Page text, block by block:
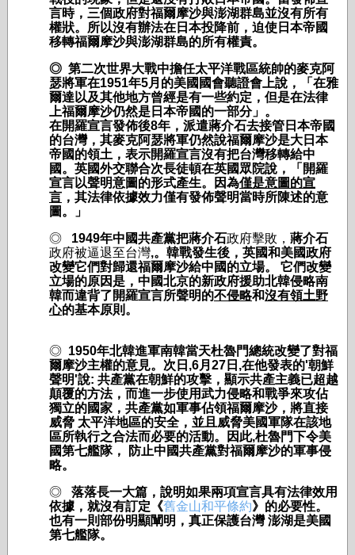
言時，三個政府對福爾摩沙與澎湖群島並沒有所有
權狀。所以沒有辦法在日本投降前，迫使日本帝國
移轉福爾摩沙與澎湖群島的所有權責。
◎ 第二次世界大戰中擔任太平洋戰區統帥的麥克阿
瑟將軍在1951年5月的美國國會聽證會上說，「在雅
爾達以及其他地方曾經是有一些約定，但是在法律
上福爾摩沙仍然是日本帝國的一部分」。
在開羅宣言發佈後8年，派遣蔣介石去接管 日本帝國
的台灣，其麥克阿瑟將軍仍然說福爾摩沙是大日本
帝國的領土，表示開羅宣言沒有把台灣移轉給中
國。英國外交聯合次長徒頓在英國眾院說，「開羅
宣言以聲明意圖的形式產生。因為僅是意圖的宣
言 ，其法律依據效力僅有發佈聲明當時所陳述的意
圖。」
◎ 1949年中國共產黨把蔣介石政府擊敗， 蔣介石
政府被逼退至台灣,。韓戰發生後 ， 英國和美國政府
改變它們對歸還福爾摩沙給中國的立場。
它們改變
立場的原因是，中國北京的新政府援助北韓侵略南
韓而違背了開羅宣言所聲明的不侵略和沒有領土野
心的基本原則。
◎ 1950年北韓進軍南韓當天杜魯門總統改變了對福
爾摩沙主權的意見。次日 ,6月27日,在他發表的'朝鮮
聲明'說: 共產黨在朝鮮的攻擊，顯示共產主義已超越
顛覆的方法， 而進一步使用武力侵略和戰爭來攻佔
獨立的國家 ， 共產黨如軍事佔領福爾摩沙， 將直接
威脅 太平洋地區的安全 ， 並且威脅美國軍隊在該地
區所執行之合法而必要的活動。因此,杜魯門下令美
國第七艦隊，
防止中國共產黨對福爾摩沙的軍事侵
略。
◎ 落落長一大篇，說明如果兩項宣言具有法律效用
依據， 就沒有訂定《舊金山和平條約》的必要性。
也有一則部份明顯闡明，真正保護台灣 澎湖是美國
第七艦隊。